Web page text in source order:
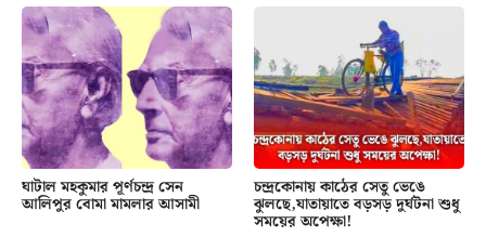
ঘাটাল মহকুমার পূর্ণচন্দ্র সেন
আলিপুর বোমা মামলার আসামী
চন্দ্রকোনায় কাঠের সেতু ভেঙে
ঝুলছে,যাতায়াতে বড়সড় দুর্ঘটনা শুধু
সময়ের অপেক্ষা!